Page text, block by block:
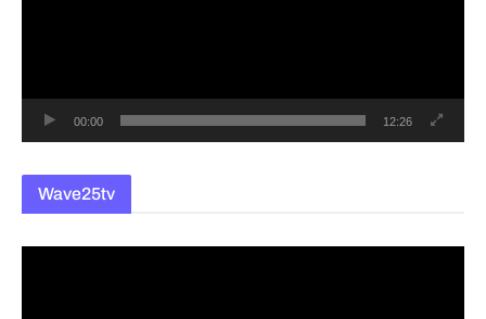
00:00 12:26
Wave25tv